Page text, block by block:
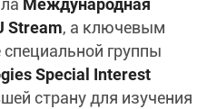
Международная
Stream, а ключевым
группы
Special Interest
страну для изучения